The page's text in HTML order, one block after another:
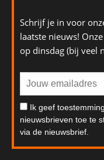
Schrijf je in voor
laatste nieuws!
op dinsdag (bij veel
Ik geef
nieuwsbrieven toe te
via de nieuwsbrief.